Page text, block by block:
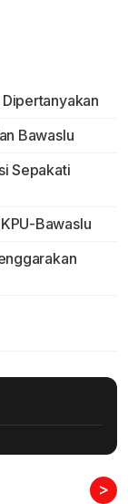
Bawaslu
Sepakati
Bawaslu
>